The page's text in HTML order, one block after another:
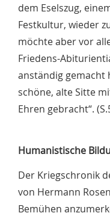
dem Eselszug,
Festkultur, wieder
möchte aber vor
Friedens-
anständig gemacht
schöne, alte Sitte
Ehren gebracht“.
Humanistische
Der Kriegschronik
von Hermann
Bemühen